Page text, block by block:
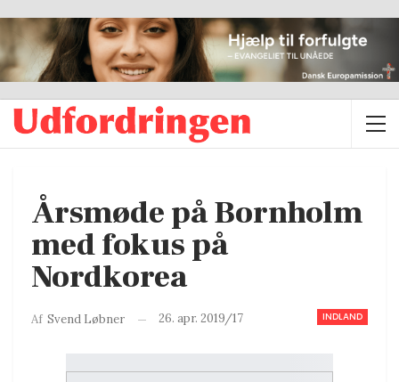
Årsmøde på Bornholm
med fokus på
Nordkorea
INDLAND
Af Svend Løbner 26. apr. 2019/17